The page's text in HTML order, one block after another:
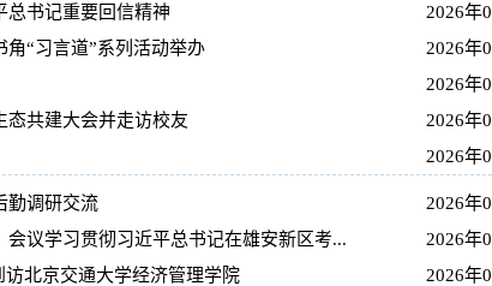
总书记重要回信精神
2026年
“习言道”系列活动举办
2026年
2026年
态共建大会并走访校友
2026年
2026年
勤调研交流
2026年
议学习贯彻习近平总书记在雄安新区考...
2026年
北京交通大学经济管理学院
2026年